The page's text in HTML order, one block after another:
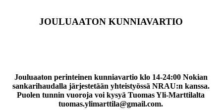
JOULUAATON KUNNIAVARTIO
Jouluaaton perinteinen kunniavartio klo 14-24:00 Nokian
sankarihaudalla järjestetään yhteistyössä NRAU:n kanssa.
Puolen tunnin vuoroja voi kysyä Tuomas Yli-Marttilalta
tuomas.ylimarttila@gmail.com.